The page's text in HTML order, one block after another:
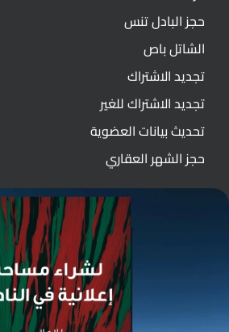
حجز البادل تنس
الشاتل باص
تجديد الاشتراك
تجديد الاشتراك للغير
تحديث بيانات العضوية
حجز الشهر العقاري